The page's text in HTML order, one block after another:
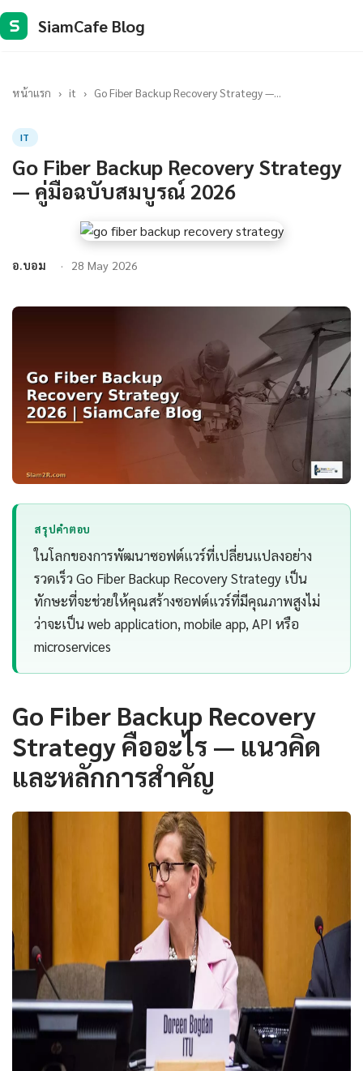
S SiamCafe Blog
หน้าแรก › it › Go Fiber Backup Recovery Strategy —...
IT
Go Fiber Backup Recovery Strategy
— คู่มือฉบับสมบูรณ์ 2026
อ.บอม 28 May 2026
สรุปคำตอบ
ในโลกของการพัฒนาซอฟต์แวร์ที่เปลี่ยนแปลงอย่าง
รวดเร็ว Go Fiber Backup Recovery Strategy เป็น
ทักษะที่จะช่วยให้คุณสร้างซอฟต์แวร์ที่มีคุณภาพสูงไม่
ว่าจะเป็น web application, mobile app, API หรือ
microservices
Go Fiber Backup Recovery
Strategy คืออะไร — แนวคิด
และหลักการสำคัญ